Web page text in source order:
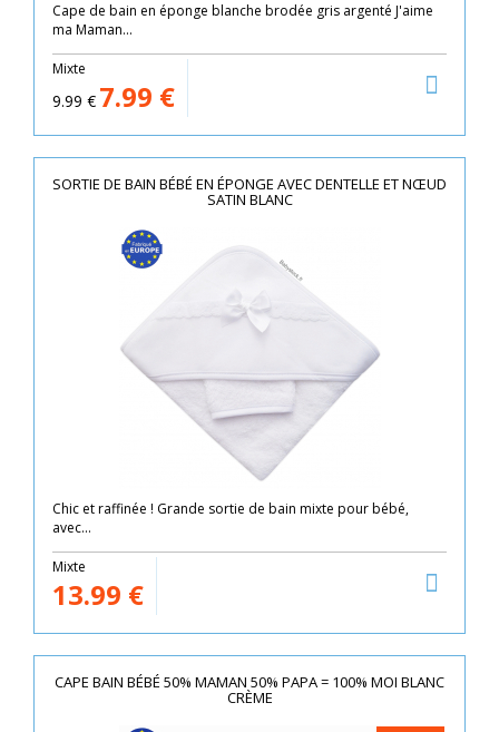
Cape de bain en éponge blanche brodée gris argenté J'aime
ma Maman...
Mixte
9.99 € 7.99 €
SORTIE DE BAIN BÉBÉ EN ÉPONGE AVEC DENTELLE ET NŒUD
SATIN BLANC
Chic et raffinée ! Grande sortie de bain mixte pour bébé,
avec...
Mixte
13.99 €
CAPE BAIN BÉBÉ 50% MAMAN 50% PAPA = 100% MOI BLANC
CRÈME